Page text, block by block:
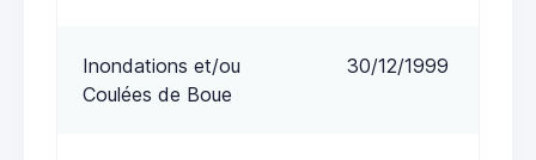
Inondations et/ou
Coulées de Boue
30/12/1999